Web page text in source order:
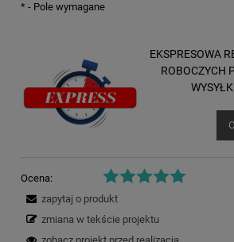
* - Pole wymagane
EKSPRESOWA
ROBOCZYCH
Ocena:
zapytaj o produkt
zmiana w tekście projektu